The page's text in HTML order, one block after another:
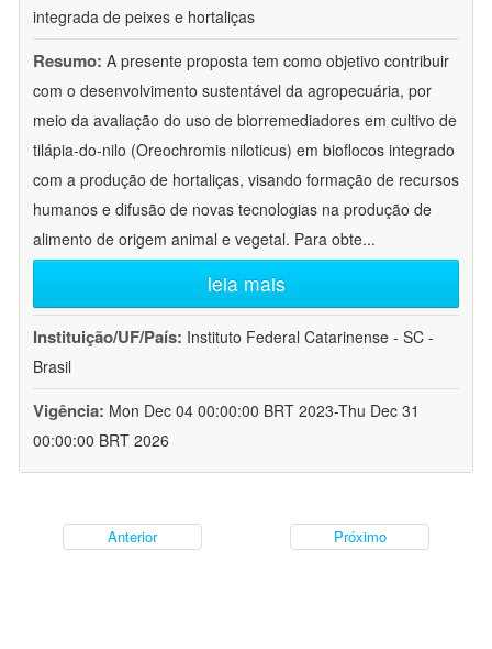
integrada de peixes e hortaliças
Resumo: A presente proposta tem como objetivo contribuir
com o desenvolvimento sustentável da agropecuária, por
meio da avaliação do uso de biorremediadores em cultivo de
tilápia-do-nilo (Oreochromis niloticus) em bioflocos integrado
com a produção de hortaliças, visando formação de recursos
humanos e difusão de novas tecnologias na produção de
alimento de origem animal e vegetal. Para obte...
leia mais
Instituição/UF/País: Instituto Federal Catarinense - SC -
Brasil
Vigência: Mon Dec 04 00:00:00 BRT 2023-Thu Dec 31
00:00:00 BRT 2026
Anterior Próximo